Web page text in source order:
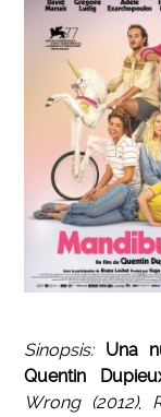
Sinopsis: Una
Quentin
Wrong (2012),